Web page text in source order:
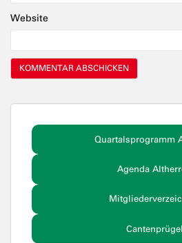
Website
Quartalsprogramm
Agenda
Cantenprügel